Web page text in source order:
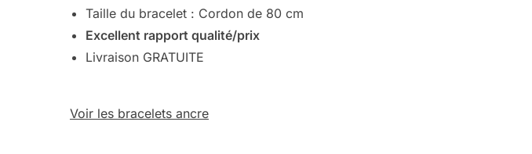
Taille du bracelet : Cordon de 80 cm
Excellent rapport qualité/prix
Livraison GRATUITE
Voir les bracelets ancre